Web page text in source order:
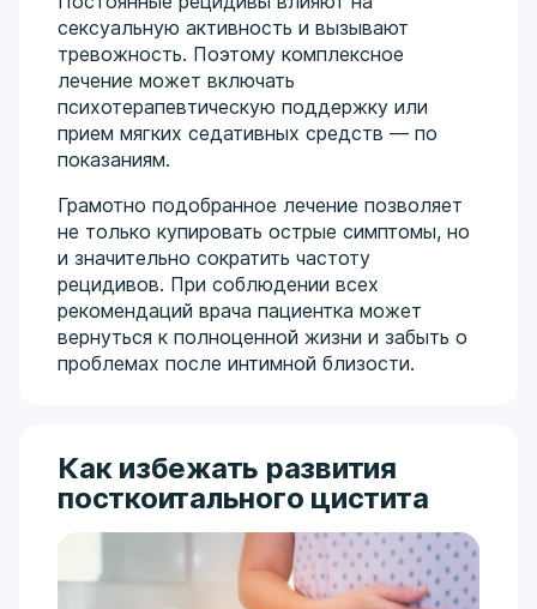
сексуальную активность и вызывают
тревожность. Поэтому комплексное
лечение может включать
психотерапевтическую поддержку или
прием мягких седативных средств — по
показаниям.
Грамотно подобранное лечение позволяет
не только купировать острые симптомы, но
и значительно сократить частоту
рецидивов. При соблюдении всех
рекомендаций врача пациентка может
вернуться к полноценной жизни и забыть о
проблемах после интимной близости.
Как избежать развития
посткоитального цистита